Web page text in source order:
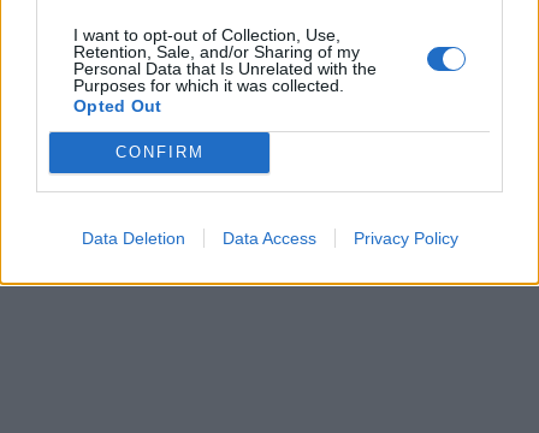
I want to opt-out of Collection, Use,
Retention, Sale, and/or Sharing of my
Personal Data that Is Unrelated with the
Purposes for which it was collected.
Opted Out
CONFIRM
Data Deletion Data Access Privacy Policy